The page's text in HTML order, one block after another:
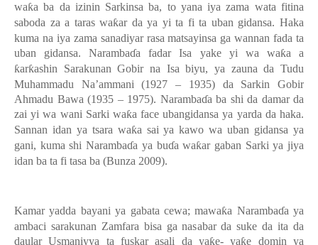
waƙa ba da izinin Sarkinsa ba, to yana iya zama wata fitina
saboda za a taras waƙar da ya yi ta fi ta uban gidansa. Haka
kuma na iya zama sanadiyar rasa matsayinsa ga wannan fada ta
uban gidansa. Narambaɗa fadar Isa yake yi wa waƙa a
ƙarƙashin Sarakunan Gobir na Isa biyu, ya zauna da Tudu
Muhammadu Na’ammani (1927 – 1935) da Sarkin Gobir
Ahmadu Bawa (1935 – 1975). Narambaɗa ba shi da damar da
zai yi wa wani Sarki waƙa face ubangidansa ya yarda da haka.
Sannan idan ya tsara waƙa sai ya kawo wa uban gidansa ya
gani, kuma shi Narambaɗa ya buɗa waƙar gaban Sarki ya jiya
idan ba ta fi tasa ba (Bunza 2009).
Kamar yadda bayani ya gabata cewa; mawaƙa Narambaɗa ya
ambaci sarakunan Zamfara bisa ga nasabar da suke da ita da
daular Usmaniyya ta fuskar asali da yaƙe- yaƙe domin ya